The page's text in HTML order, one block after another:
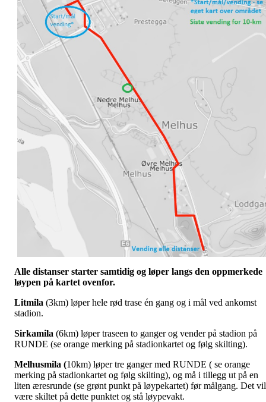
Alle distanser starter samtidig og løper langs den oppmerkede
løypen på kartet ovenfor.
Litmila (3km) løper hele rød trase én gang og i mål ved ankomst
stadion.
Sirkamila (6km) løper traseen to ganger og vender på stadion på
RUNDE (se orange merking på stadionkartet og følg skilting).
Melhusmila (10km) løper tre ganger med RUNDE ( se orange
merking på stadionkartet og følg skilting), og må i tillegg ut på en
liten æresrunde (se grønt punkt på løypekartet) før målgang. Det vil
være skiltet på dette punktet og stå løypevakt.